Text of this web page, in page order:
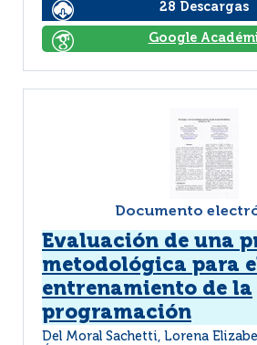
28 Descargas
Google
Documento
Evaluación de una
metodológica para
entrenamiento de la
programación
Del Moral Sachetti, Lorena